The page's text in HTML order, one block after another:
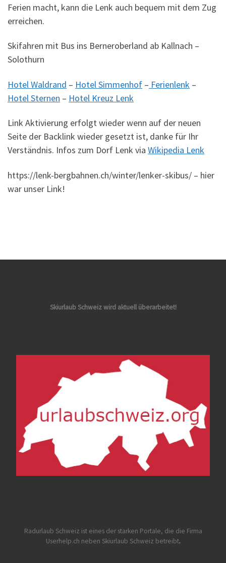
Ferien macht, kann die Lenk auch bequem mit dem Zug
erreichen.
Skifahren mit Bus ins Berneroberland ab Kallnach –
Solothurn
Hotel Waldrand – Hotel Simmenhof – Ferienlenk –
Hotel Sternen – Hotel Kreuz Lenk
Link Aktivierung erfolgt wieder wenn auf der neuen
Seite der Backlink wieder gesetzt ist, danke für Ihr
Verständnis. Infos zum Dorf Lenk via Wikipedia Lenk
https://lenk-bergbahnen.ch/winter/lenker-skibus/ – hier
war unser Link!
Skiurlaub Schweiz wird aktuell überarbeitet!
Radurlaub Schweiz ist eines der starken Portale, die die Firma
Userhelp.ch neben Skiurlaub Schweiz betreibt.